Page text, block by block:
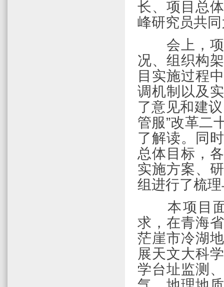
长、项目总
峰研究员共
会上，
况、组织构
目实施过程
调机制以及
了意见和建
管服”改革二
了解读。同
总体目标，
实施方案、
组进行了梳
本项目
求，在青海
茫崖市冷湖
展天文大科
学台址监测